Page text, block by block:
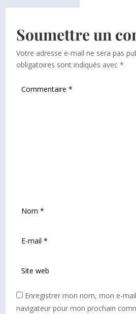
Soumettre un
Votre adresse e-mail ne sera pas
obligatoires sont indiqués avec*
Enregistrer mon nom, mon e-
navigateur pour mon prochain